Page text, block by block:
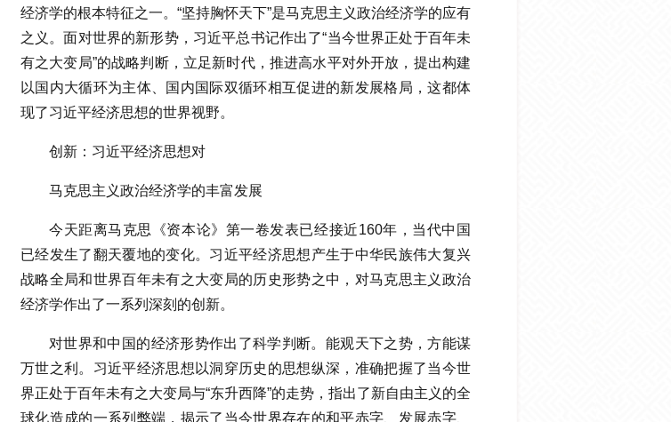
经济学的根本特征之一。“坚持胸怀天下”是马克思主义政治经济学的应有
之义。面对世界的新形势，习近平总书记作出了“当今世界正处于百年未
有之大变局”的战略判断，立足新时代，推进高水平对外开放，提出构建
以国内大循环为主体、国内国际双循环相互促进的新发展格局，这都体
现了习近平经济思想的世界视野。
创新：习近平经济思想对
马克思主义政治经济学的丰富发展
今天距离马克思《资本论》第一卷发表已经接近160年，当代中国
已经发生了翻天覆地的变化。习近平经济思想产生于中华民族伟大复兴
战略全局和世界百年未有之大变局的历史形势之中，对马克思主义政治
经济学作出了一系列深刻的创新。
对世界和中国的经济形势作出了科学判断。能观天下之势，方能谋
万世之利。习近平经济思想以洞穿历史的思想纵深，准确把握了当今世
界正处于百年未有之大变局与“东升西降”的走势，指出了新自由主义的全
球化造成的一系列弊端，揭示了当今世界存在的和平赤字、发展赤字、